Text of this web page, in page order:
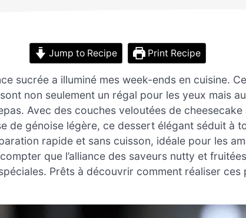
Jump to Recipe Print Recipe
sucrée a illuminé mes week-ends en cuisine.
non seulement un régal pour les yeux mais
Avec des couches veloutées de
de génoise légère, ce dessert élégant séduit à
rapide et sans cuisson, idéale pour les
que l’alliance des saveurs nutty et
Prêts à découvrir comment réaliser ces